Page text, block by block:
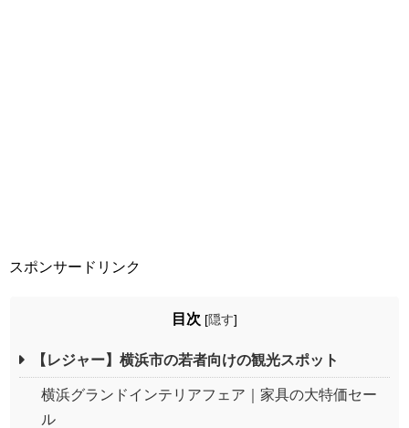
スポンサードリンク
目次 [隠す]
【レジャー】横浜市の若者向けの観光スポット
横浜グランドインテリアフェア｜家具の大特価セー
ル